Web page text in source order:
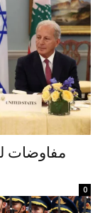
مفاوضات
0